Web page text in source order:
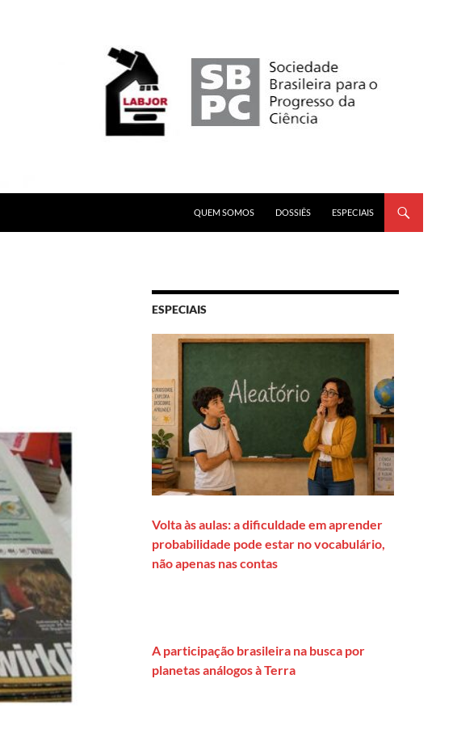
QUEM SOMOS
DOSSIÊS ESPECIAIS
ESPECIAIS
Volta às aulas: a dificuldade em aprender
probabilidade pode estar no vocabulário,
não apenas nas contas
A participação brasileira na busca por
planetas análogos à Terra